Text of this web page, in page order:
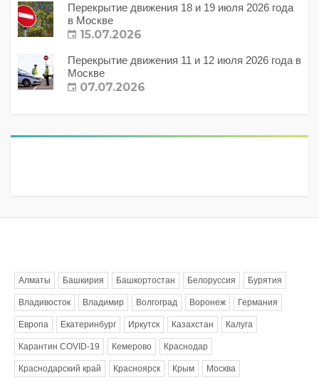
Перекрытие движения 18 и 19 июля 2026 года
в Москве
15.07.2026
Перекрытие движения 11 и 12 июля 2026 года в
Москве
07.07.2026
Алматы Башкирия Башкортостан Белоруссия Бурятия
Владивосток Владимир Волгоград Воронеж Германия
Европа Екатеринбург Иркутск Казахстан Калуга
Карантин COVID-19 Кемерово Краснодар
Краснодарский край Красноярск Крым Москва